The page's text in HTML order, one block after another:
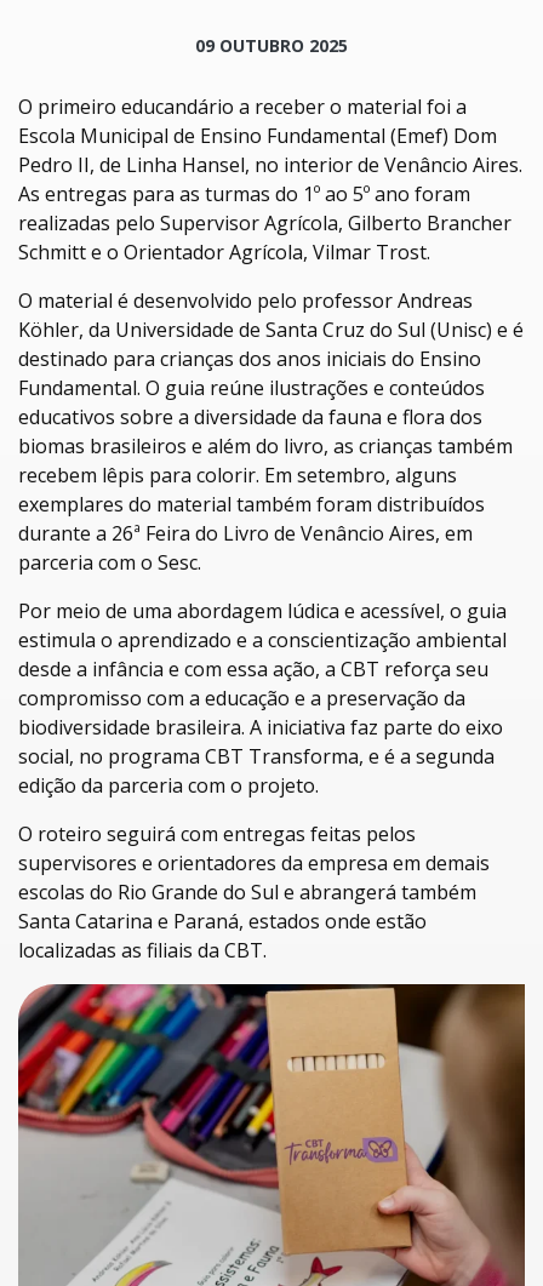
09 OUTUBRO 2025
O primeiro educandário a receber o material foi a
Escola Municipal de Ensino Fundamental (Emef) Dom
Pedro II, de Linha Hansel, no interior de Venâncio Aires.
As entregas para as turmas do 1º ao 5º ano foram
realizadas pelo Supervisor Agrícola, Gilberto Brancher
Schmitt e o Orientador Agrícola, Vilmar Trost.
O material é desenvolvido pelo professor Andreas
Köhler, da Universidade de Santa Cruz do Sul (Unisc) e é
destinado para crianças dos anos iniciais do Ensino
Fundamental. O guia reúne ilustrações e conteúdos
educativos sobre a diversidade da fauna e flora dos
biomas brasileiros e além do livro, as crianças também
recebem lêpis para colorir. Em setembro, alguns
exemplares do material também foram distribuídos
durante a 26ª Feira do Livro de Venâncio Aires, em
parceria com o Sesc.
Por meio de uma abordagem lúdica e acessível, o guia
estimula o aprendizado e a conscientização ambiental
desde a infância e com essa ação, a CBT reforça seu
compromisso com a educação e a preservação da
biodiversidade brasileira. A iniciativa faz parte do eixo
social, no programa CBT Transforma, e é a segunda
edição da parceria com o projeto.
O roteiro seguirá com entregas feitas pelos
supervisores e orientadores da empresa em demais
escolas do Rio Grande do Sul e abrangerá também
Santa Catarina e Paraná, estados onde estão
localizadas as filiais da CBT.